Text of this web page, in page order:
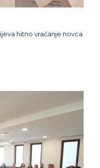
hitno vraćanje novca